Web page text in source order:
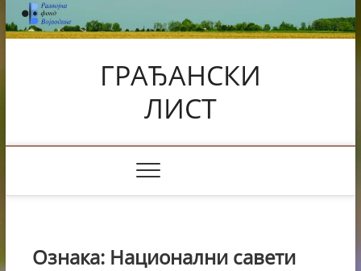
Skip
to
content
ГРАЂАНСКИ
ЛИСТ
Ознака: Национални савети